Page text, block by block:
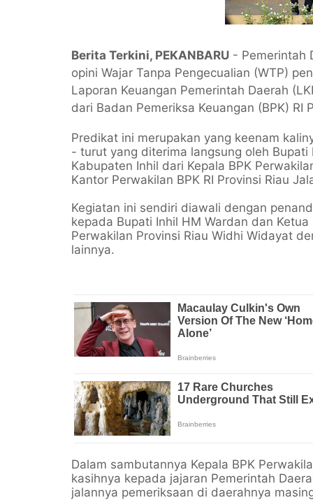
Berita Terkini, PEKANBARU - Pemerintah
opini Wajar Tanpa Pengecualian (WTP)
Laporan Keuangan Pemerintah Daerah
dari Badan Pemeriksa Keuangan (BPK)
Predikat ini merupakan yang keenam
- turut yang diterima langsung oleh Bupati
Kabupaten Inhil dari Kepala BPK
Kantor Perwakilan BPK RI Provinsi Riau
Kegiatan ini sendiri diawali dengan
kepada Bupati Inhil HM Wardan dan Ketua
Perwakilan Provinsi Riau Widhi Widayat
lainnya.
Dalam sambutannya Kepala BPK
kasihnya kepada jajaran Pemerintah
jalannya pemeriksaan di daerahnya